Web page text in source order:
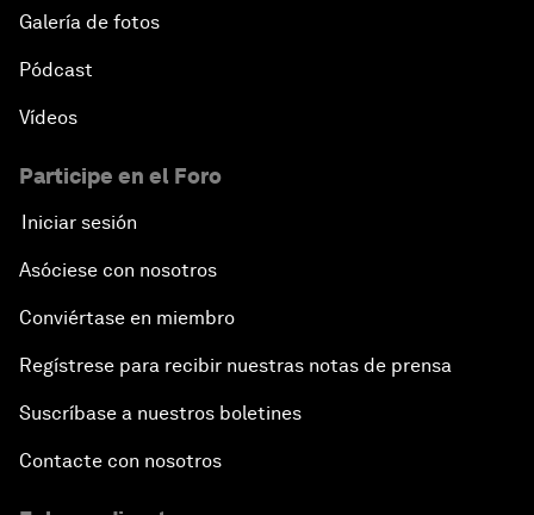
Galería de fotos
Pódcast
Vídeos
Participe en el Foro
Iniciar sesión
Asóciese con nosotros
Conviértase en miembro
Regístrese para recibir nuestras notas de prensa
Suscríbase a nuestros boletines
Contacte con nosotros